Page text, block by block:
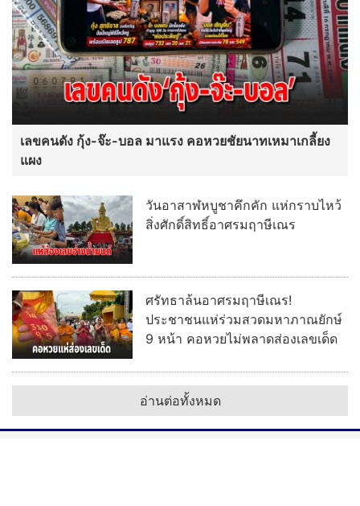
วันอาสาฬหบูชาคึกคัก แห่กราบไหว้
สิ่งศักดิ์สิทธิ์อาศรมฤาษีเณร
ศรัทธาล้นอาศรมฤาษีเณร!
ประชาชนแห่ร่วมสวดมหาภาณยักษ์
อ่านต่อทั้งหมด
ลงโฆษณา|ติดต่อ|ร่วมงานกับเรา
ติดตามบ้านเมือง :